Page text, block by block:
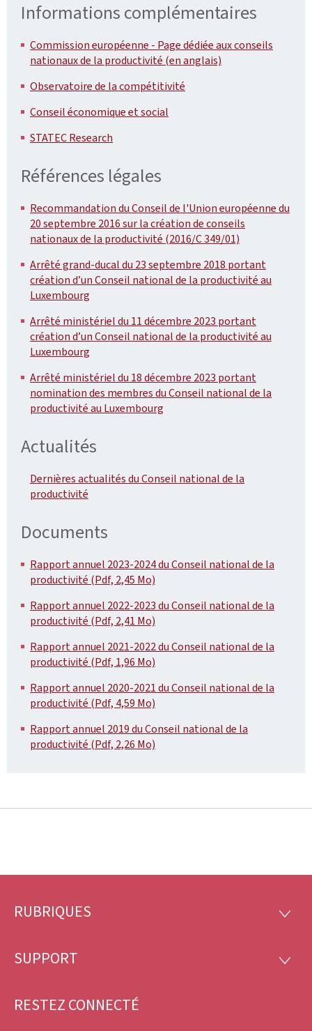
Informations complémentaires
Commission européenne - Page dédiée aux conseils
nationaux de la productivité (en anglais)
Observatoire de la compétitivité
Conseil économique et social
STATEC Research
Références légales
Recommandation du Conseil de l'Union européenne du
20 septembre 2016 sur la création de conseils
nationaux de la productivité (2016/C 349/01)
Arrêté grand-ducal du 23 septembre 2018 portant
création d’un Conseil national de la productivité au
Luxembourg
Arrêté ministériel du 11 décembre 2023 portant
création d’un Conseil national de la productivité au
Luxembourg
Arrêté ministériel du 18 décembre 2023 portant
nomination des membres du Conseil national de la
productivité au Luxembourg
Actualités
Dernières actualités du Conseil national de la
productivité
Documents
Rapport annuel 2023-2024 du Conseil national de la
productivité (Pdf, 2,45 Mo)
Rapport annuel 2022-2023 du Conseil national de la
productivité (Pdf, 2,41 Mo)
Rapport annuel 2021-2022 du Conseil national de la
productivité (Pdf, 1,96 Mo)
Rapport annuel 2020-2021 du Conseil national de la
productivité (Pdf, 4,59 Mo)
Rapport annuel 2019 du Conseil national de la
productivité (Pdf, 2,26 Mo)
Pied
page
RUBRIQUES
SUPPORT
RESTEZ CONNECTÉ